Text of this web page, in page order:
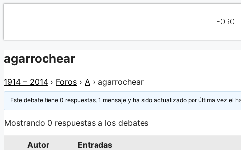
FORO
agarrochear
1914 – 2014 › Foros › A › agarrochear
Este debate tiene 0 respuestas, 1 mensaje y ha sido actualizado por última vez el
Mostrando 0 respuestas a los debates
Autor
Entradas